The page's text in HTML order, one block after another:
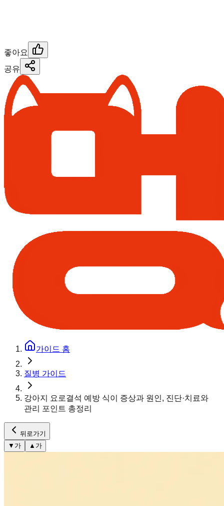
좋아요
공유
가이드 홈
질병 가이드
강아지 요로결석 예방 식이 증상과 원인, 진단·치료와
관리 포인트 총정리
뒤로가기
▼ 가 ▲ 가